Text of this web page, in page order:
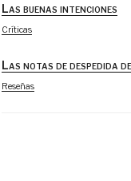
Las buenas intenciones
Críticas
Las notas de despedida
Reseñas